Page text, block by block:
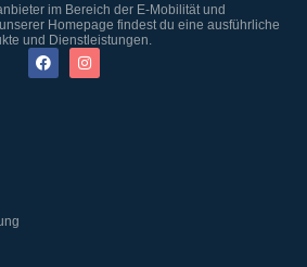
im Bereich der E-Mobilität und
Homepage findest du eine ausführliche
und Dienstleistungen.